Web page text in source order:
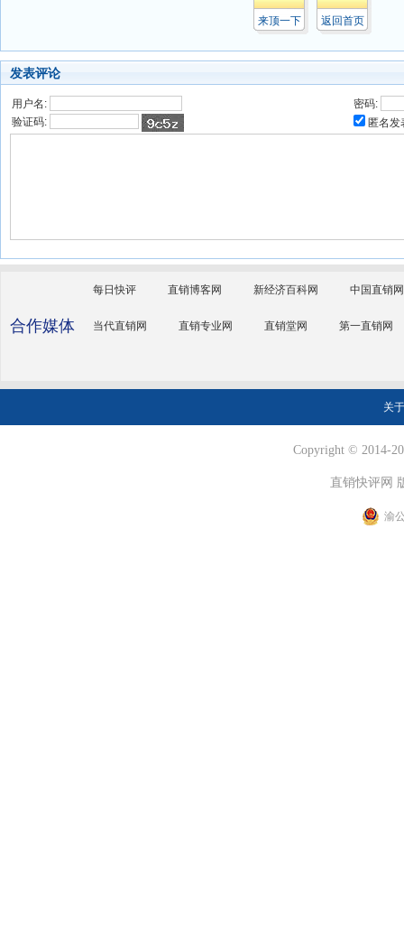
来顶一下 返回首页
发表评论
用户名:
密码:
验证码:
匿名发
合作媒体
每日快评 直销博客网 新经济百科网 中国直销网
当代直销网 直销专业网 直销堂网 第一直销网
关
Copyright © 2014-
直销快评网
渝